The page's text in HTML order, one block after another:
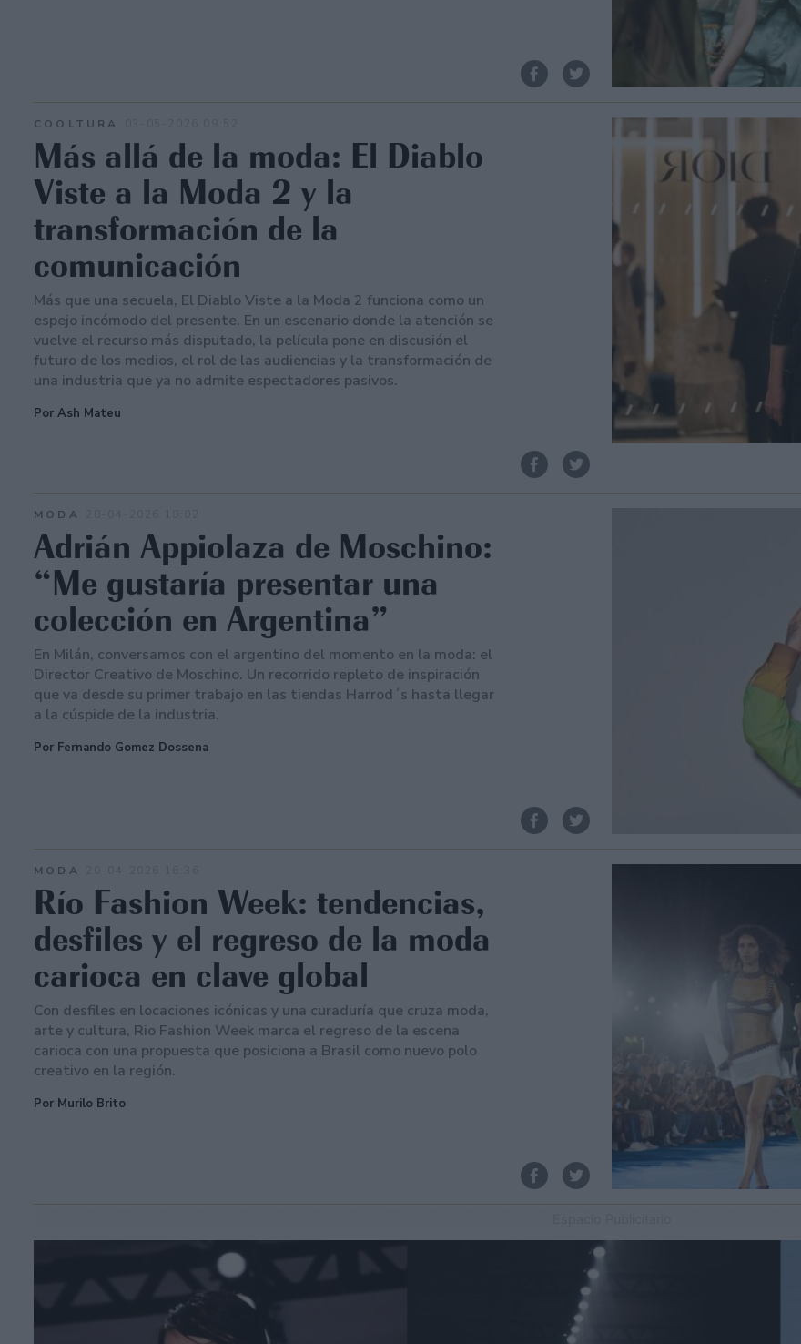
COOLTURA
Más allá de la moda: El Diablo
Viste a la Moda 2 y la
transformación de la
comunicación
Más que una secuela, El Diablo Viste a la Moda 2 funciona como un
espejo incómodo del presente. En un escenario donde la atención se
vuelve el recurso más disputado, la película pone en discusión el
futuro de los medios, el rol de las audiencias y la transformación de
una industria que ya no admite espectadores pasivos.
Por Ash Mateu
MODA
Adrián Appiolaza de Moschino:
“Me gustaría presentar una
colección en Argentina”
En Milán, conversamos con el argentino del momento en la moda: el
Director Creativo de Moschino. Un recorrido repleto de inspiración
que va desde su primer trabajo en las tiendas Harrod´s hasta llegar
a la cúspide de la industria.
Por Fernando Gomez Dossena
MODA
Río Fashion Week: tendencias,
desfiles y el regreso de la moda
carioca en clave global
Con desfiles en locaciones icónicas y una curaduría que cruza moda,
arte y cultura, Rio Fashion Week marca el regreso de la escena
carioca con una propuesta que posiciona a Brasil como nuevo polo
creativo en la región.
Por Murilo Brito